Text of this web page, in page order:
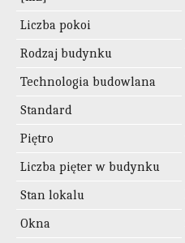
Liczba pokoi
Rodzaj budynku
Technologia budowlana
Standard
Piętro
Liczba pięter w budynku
Stan lokalu
Okna